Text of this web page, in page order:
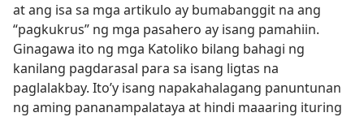
at ang isa sa mga artikulo ay bumabanggit na ang
“pagkukrus” ng mga pasahero ay isang pamahiin.
Ginagawa ito ng mga Katoliko bilang bahagi ng
kanilang pagdarasal para sa isang ligtas na
paglalakbay. Ito’y isang napakahalagang panuntunan
ng aming pananampalataya at hindi maaaring ituring